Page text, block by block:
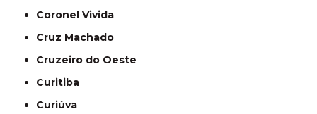
Coronel Vivida
Cruz Machado
Cruzeiro do Oeste
Curitiba
Curiúva